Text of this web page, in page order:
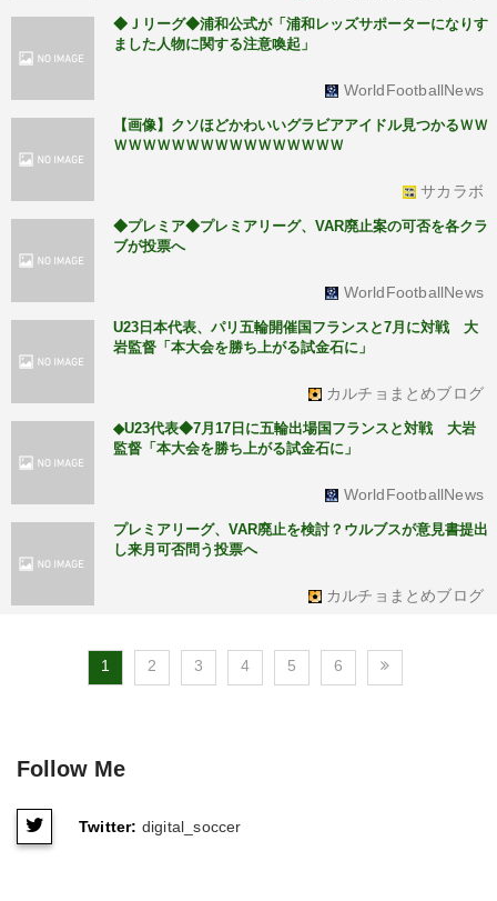
◆Ｊリーグ◆浦和公式が「浦和レッズサポーターになりす
ました人物に関する注意喚起」
WorldFootballNews
【画像】クソほどかわいいグラビアアイドル見つかるＷＷ
ＷＷＷＷＷＷＷＷＷＷＷＷＷＷＷＷ
サカラボ
◆プレミア◆プレミアリーグ、VAR廃止案の可否を各クラ
ブが投票へ
WorldFootballNews
U23日本代表、パリ五輪開催国フランスと7月に対戦 大
岩監督「本大会を勝ち上がる試金石に」
カルチョまとめブログ
◆U23代表◆7月17日に五輪出場国フランスと対戦 大岩
監督「本大会を勝ち上がる試金石に」
WorldFootballNews
プレミアリーグ、VAR廃止を検討？ウルブスが意見書提出
し来月可否問う投票へ
カルチョまとめブログ
1 2 3 4 5 6
Follow Me
Twitter: digital_soccer